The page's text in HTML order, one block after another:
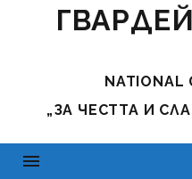
NATIONAL
„ЗА ЧЕСТТА И